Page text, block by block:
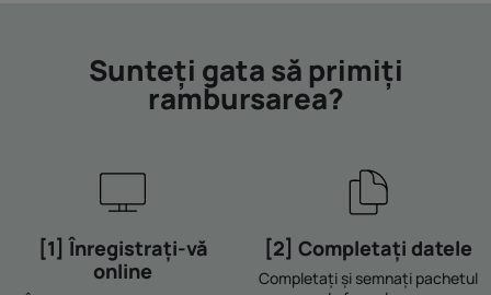
Sunteți gata să primiți
rambursarea?
[1] Înregistrați-vă
online
[2] Completați datele
Completați și semnați pachetul